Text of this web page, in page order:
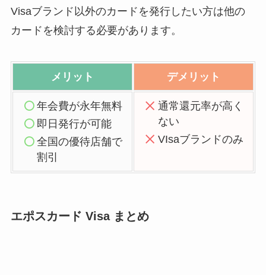
Visaブランド以外のカードを発行したい方は他の
カードを検討する必要があります。
メリット デメリット
年会費が永年無料
即日発行が可能
全国の優待店舗で
割引
通常還元率が高く
ない
VIsaブランドのみ
エポスカード Visa まとめ